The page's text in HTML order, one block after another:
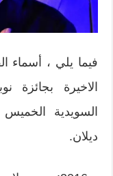
فيما يلي ، أسماء
الاخيرة بجائزة
السويدية
ديلان.